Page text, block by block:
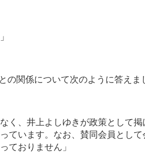
関係について次のように答えま
く、井上よしゆきが政策として
ています。なお、賛同会員とし
ておりません」